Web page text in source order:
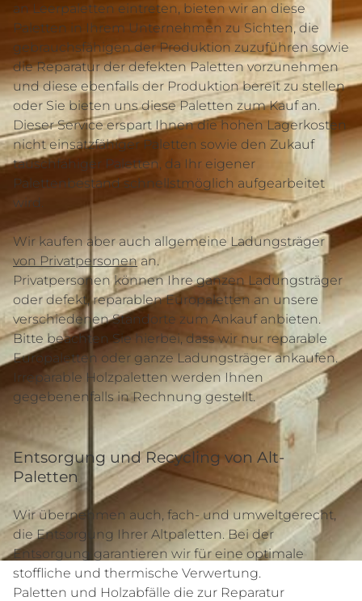
an Leerpaletten eintreten, bieten wir an diese
Paletten in Ihrem Unternehmen zu Sichten, die
gebrauchsfähigen der Produktion zuzuführen sowie
die Reparatur der defekten Paletten vorzunehmen
und diese ebenfalls der Produktion bereit zu stellen
oder Sie bieten uns diese Paletten zum Kauf an.
Dieser Service erspart Ihnen die hohen Lagerkosten
nicht einsatzfähiger Paletten sowie den Zukauf
tauschfähiger Paletten, da Ihr eigener
Palettenbestand schnellstmöglich aufgearbeitet
wird.
Wir kaufen aber auch allgemeine Ladungsträger
von Privatpersonenan.
Privatpersonen können Ihre ganzen Ladungsträger
oder defekt, reparablen Europaletten an unsere
verschiedenen Standorte zum Ankauf anbieten.
Bitte beachten Sie hierbei, dass wir nur reparable
Europaletten oder ganze Ladungsträger ankaufen.
Irreparable Holzpaletten werden Ihnen
gegebenenfalls in Rechnung gestellt.
Entsorgung und Recycling von Alt-
Paletten
Wir übernehmen auch, fach- und umweltgerecht,
die Entsorgung Ihrer Altpaletten. Bei der
Entsorgung garantieren wir für eine optimale
stoffliche und thermische Verwertung.
Paletten und Holzabfälle die zur Reparatur